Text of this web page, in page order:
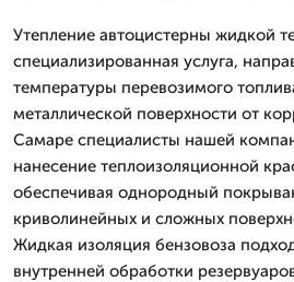
Утепление автоцистерны жидкой
специализированная услуга,
температуры перевозимого
металлической поверхности от
Самаре специалисты нашей
нанесение теплоизоляционной
обеспечивая однородный
криволинейных и сложных
Жидкая изоляция бензовоза
внутренней обработки